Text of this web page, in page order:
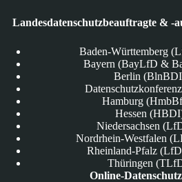
Landesdatenschutzbeauftragte & -
Baden-Württemberg
Bayern (BayLfD &
Berlin
Hamburg
Hessen
Niedersachsen
Nordrhein-Westfalen
Rheinland-Pfalz
Thüringen
Online-Datenschutz